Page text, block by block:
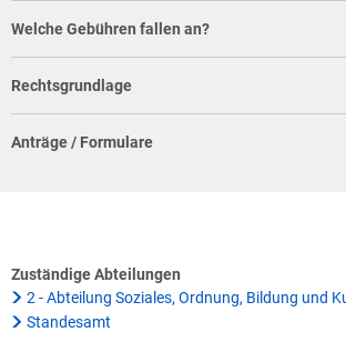
Förderungen der
Seniorenmobilität/
Westerwaldbad
Welche Gebühren fallen an?
Rechtsgrundlage
Anträge / Formulare
Zuständige Abteilungen
2 - Abteilung Soziales, Ordnung, Bildung und
Standesamt